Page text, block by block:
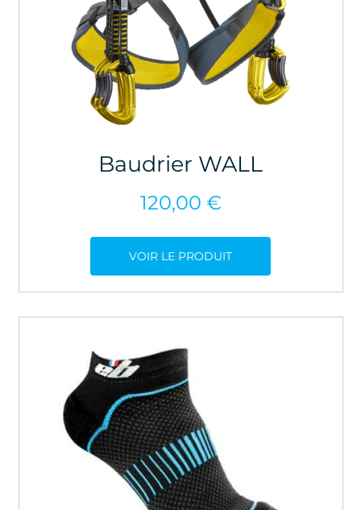
Baudrier WALL
120,00 €
VOIR LE PRODUIT